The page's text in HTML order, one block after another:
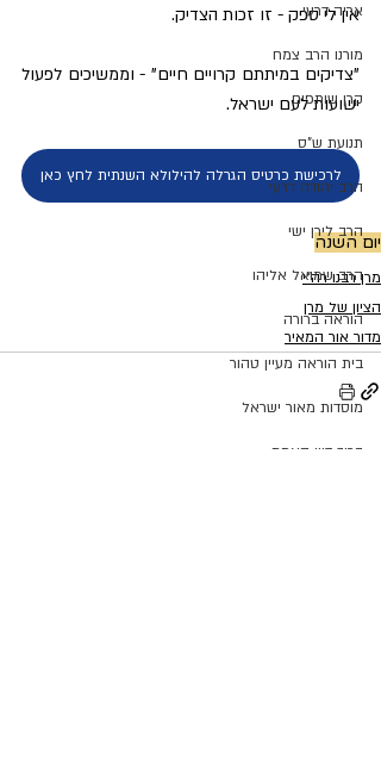
אריה דרעי
מורנו הרב צמח
קרן שותפים
תנועת ש"ס
הרב יהודה דרעי
הרב לירן ישי
הרב שמואל אליהו
הוראה ברורה
בית הוראה מעיין טהור
מוסדות מאור ישראל
ברוך דיין האמת
אין לי ספק - זו זכות הצדיק.
ישועות לעם ישראל.
לרכישת כרטיס הגרלה להילולא השנתית לחץ כאן
יום השנה
מרן רבנו רה"י
הציון של מרן
מדור אור המאיר